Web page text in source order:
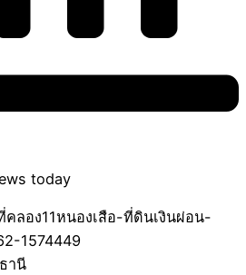
today
ลอง11หนองเสือ-ที่ดินเงินผ่อน-
1574449
านี